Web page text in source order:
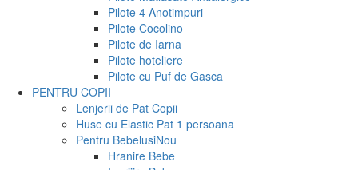
Pilote 4 Anotimpuri
Pilote Cocolino
Pilote de Iarna
Pilote hoteliere
Pilote cu Puf de Gasca
PENTRU COPII
Lenjerii de Pat Copii
Huse cu Elastic Pat 1 persoana
Pentru BebelusiNou
Hranire Bebe